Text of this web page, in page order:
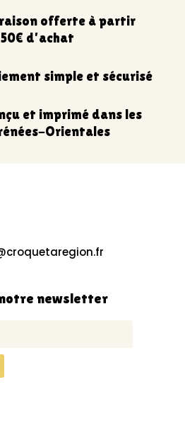
offerte à partir
d’achat
simple et sécurisé
et imprimé dans les
Orientales
newsletter